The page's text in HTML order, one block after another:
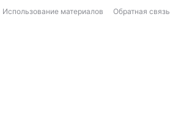
Использование материалов Обратная связь